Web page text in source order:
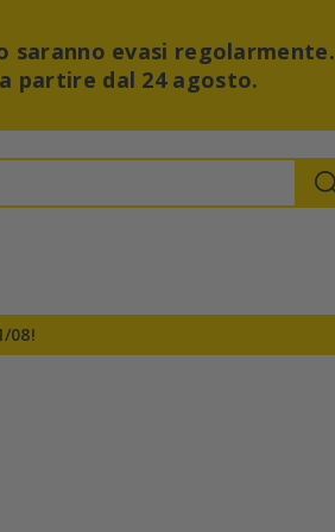
saranno evasi regolarmente.
partire dal 24 agosto.
08!